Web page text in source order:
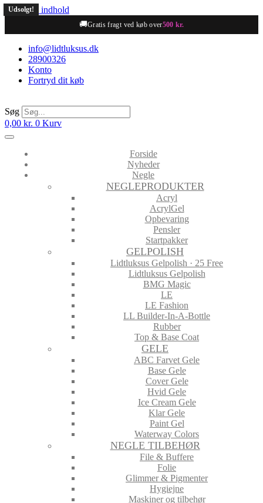
Videre til indhold
🚚Gratis fragt ved køb over500 kr.
info@lidtluksus.dk
28900326
Konto
Fortryd dit køb
Søg
0,00 kr. 0 Kurv
Forside
Nyheder
Negle
NEGLEPRODUKTER
Acryl
AcrylGel
Opbevaring
Pensler
Startpakker
GELPOLISH
Lidtluksus Gelpolish · 25 Free
Lidtluksus Gelpolish
BMG Magic
LE
LE Fashion
LL Builder-In-A-Bottle
Rubber
Top & Base Coat
GELE
ABC Farvet Gele
Base Gele
Cover Gele
Hvid Gele
Ice Cream Gele
Klar Gele
Paint Gel
Waterway Colors
NEGLE TILBEHØR
File & Buffere
Folie
Glimmer & Pigmenter
Hygiejne
Maskiner og tilbehør
Udsolgt!